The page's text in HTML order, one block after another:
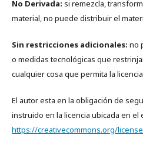
No Derivada: si remezcla,
material, no puede distribuir el
Sin restricciones adicionales: no
o medidas tecnológicas que
cualquier cosa que permita la
El autor esta en la obligación de
instruido en la licencia ubicada en el
https://creativecommons.org/